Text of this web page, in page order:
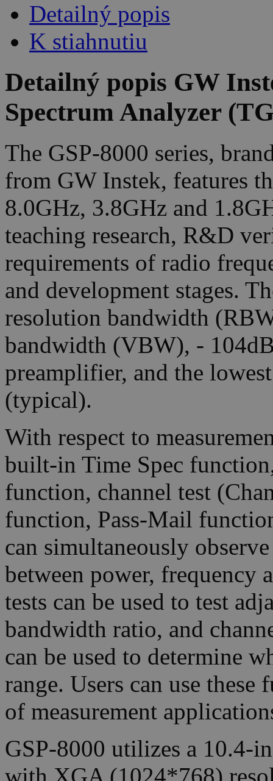
Detailný popis
K stiahnutiu
Detailný popis GW
Spectrum Analyzer
The GSP-8000 series,
from GW Instek, features
8.0GHz, 3.8GHz and
teaching research, R&D
requirements of radio
and development stages.
resolution bandwidth
bandwidth (VBW), -
preamplifier, and the
(typical).
With respect to
built-in Time Spec
function, channel test
function, Pass-Mail
can simultaneously
between power, frequency
tests can be used to test
bandwidth ratio, and
can be used to determine
range. Users can use
of measurement
GSP-8000 utilizes a 10.4-